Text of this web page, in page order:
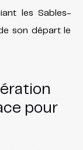
les Sables-
son départ le
pour